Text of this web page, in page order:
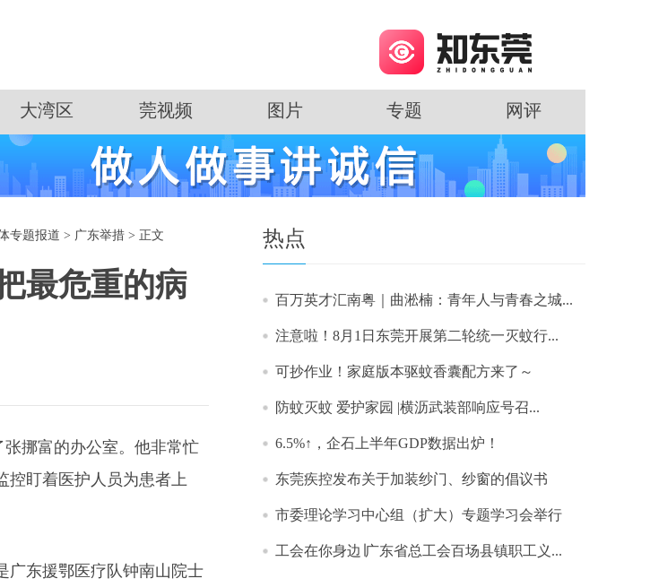
大湾区 莞视频 图片 专题 网评
专题报道 > 广东举措 > 正文
最危重的病
挪富的办公室。他非常忙
控盯着医护人员为患者上
广东援鄂医疗队钟南山院士
热点
百万英才汇南粤｜曲淞楠：青年人与青春之城...
注意啦！8月1日东莞开展第二轮统一灭蚊行...
可抄作业！家庭版本驱蚊香囊配方来了～
防蚊灭蚊 爱护家园 |横沥武装部响应号召...
6.5%↑，企石上半年GDP数据出炉！
东莞疾控发布关于加装纱门、纱窗的倡议书
市委理论学习中心组（扩大）专题学习会举行
工会在你身边∣广东省总工会百场县镇职工义...